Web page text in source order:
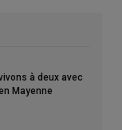
à deux avec
Mayenne